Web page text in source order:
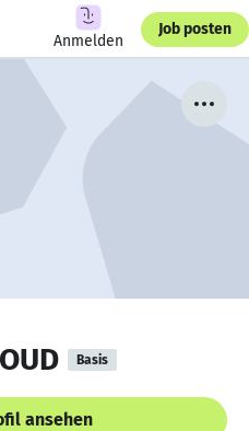
Anmelden
Job posten
Basis
ansehen